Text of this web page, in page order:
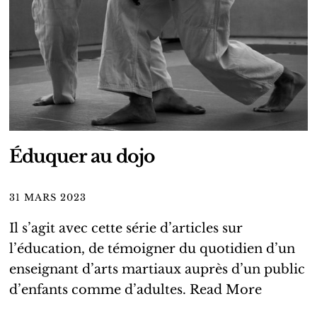
Éduquer au dojo
31 MARS 2023
Il s’agit avec cette série d’articles sur
l’éducation, de témoigner du quotidien d’un
enseignant d’arts martiaux auprès d’un public
d’enfants comme d’adultes.Read More